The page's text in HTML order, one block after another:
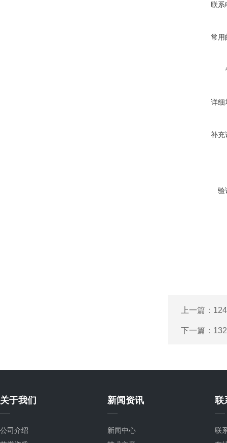
联系
常用
详细
补充
验
上一篇：
下一篇：
关于我们
公司介绍
新闻资讯
新闻中心
联
联